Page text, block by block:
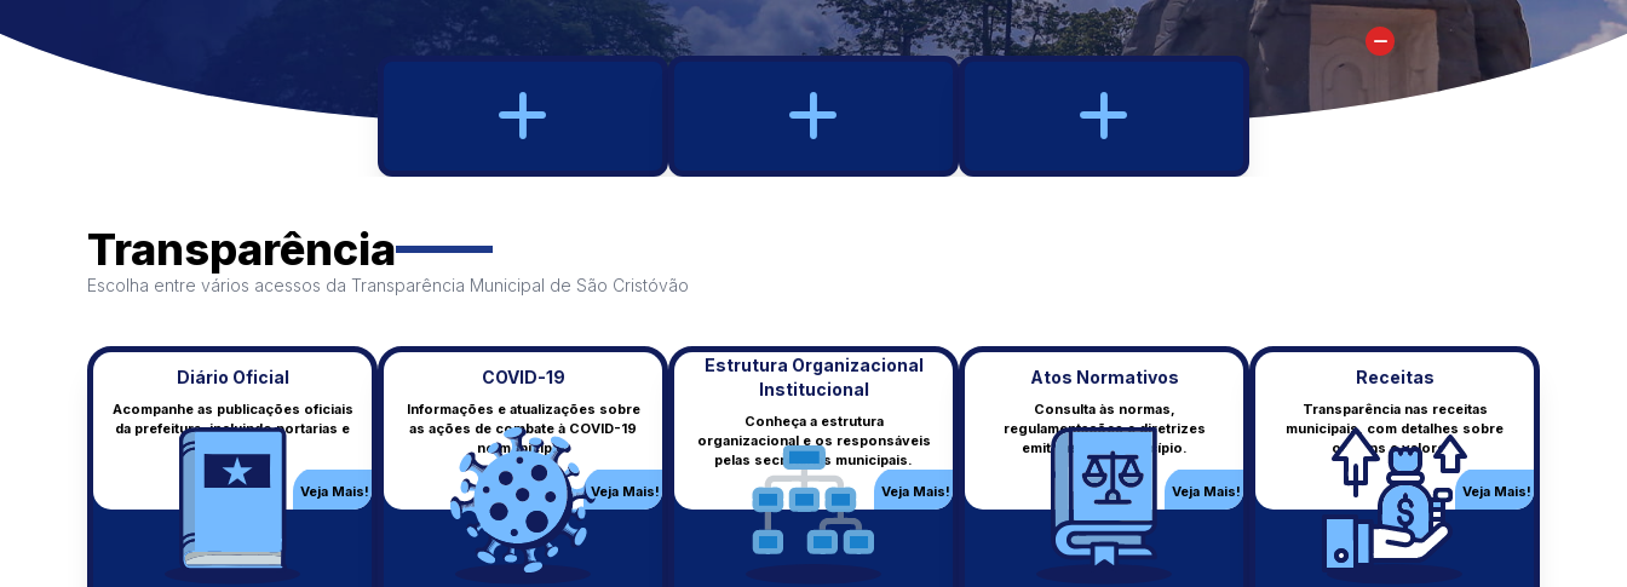
Transparência
Escolha entre vários acessos da Transparência Municipal de São Cristóvão
Diário Oficial
Acompanhe as publicações oficiais
da prefeitura, incluindo portarias e
Veja Mais!
COVID-19
Informações e atualizações sobre
as ações de combate à COVID-19
no município.
Veja Mais!
Estrutura Organizacional
Institucional
Conheça a estrutura
organizacional e os responsáveis
pelas secretarias municipais.
Veja Mais!
Atos Normativos
Consulta às normas,
regulamentações e diretrizes
emitidas pelo município.
Veja Mais!
Receitas
Transparência nas receitas
municipais, com detalhes sobre
origens e valores.
Veja Mais!
Publicações oficiais do município.
Veja Mais!
COVID-19
Informações sobre a pandemia.
Veja Mais!
Est. Org. Inst.
Estrutura organizacional
institucional.
Veja Mais!
Atos Normativos
Leis, decretos e normas
municipais.
Veja Mais!